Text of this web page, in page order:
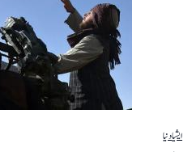
ایشیادنیا